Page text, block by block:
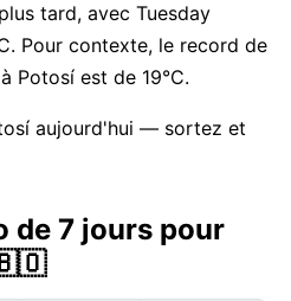
tard, avec Tuesday
Pour contexte, le record de
Potosí est de 19°C.
aujourd'hui — sortez et
de 7 jours pour
🇧🇴